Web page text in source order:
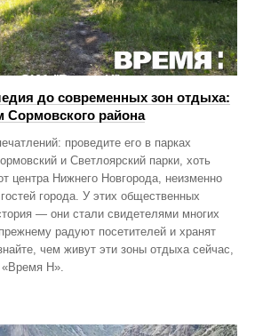
до современных зон отдыха:
Сормовского района
проведите его в парках
и Светлоярский парки, хоть
центра Нижнего Новгорода, неизменно
города. У этих общественных
— они стали свидетелями многих
радуют посетителей и хранят
чем живут эти зоны отдыха сейчас,
«Время Н».